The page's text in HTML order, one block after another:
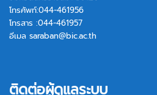
โทรศัพท์:044-461956
โทรสาร :044-461957
อีเมล saraban@bic.ac.th
ติดต่อผู้ดูแลระบบ